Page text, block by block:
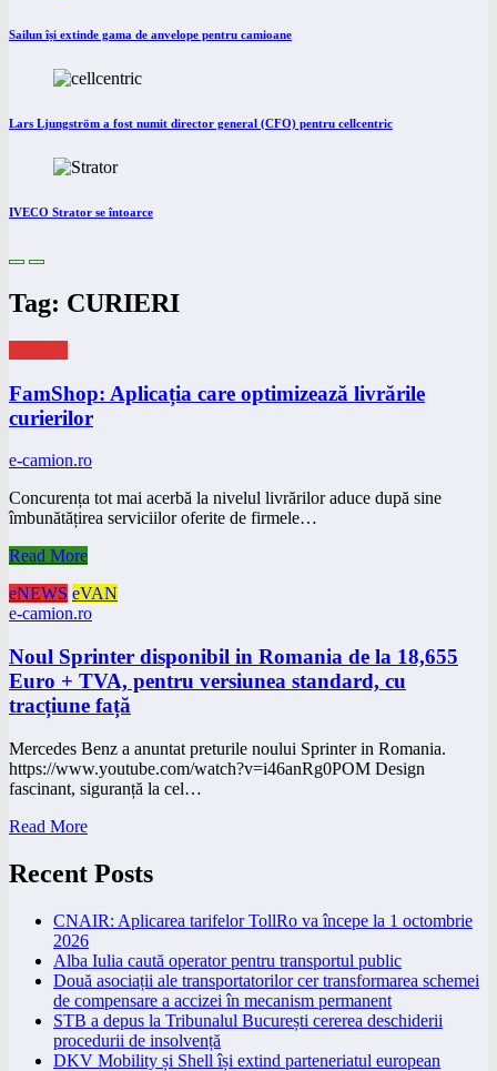
Sailun își extinde gama de anvelope pentru camioane
Lars Ljungström a fost numit director general (CFO) pentru cellcentric
IVECO Strator se întoarce
Tag: CURIERI
FamShop: Aplicația care optimizează livrările
curierilor
e-camion.ro
Concurența tot mai acerbă la nivelul livrărilor aduce după sine
îmbunătățirea serviciilor oferite de firmele…
Read More
eNEWS eVAN
e-camion.ro
Noul Sprinter disponibil in Romania de la 18,655
Euro + TVA, pentru versiunea standard, cu
tracțiune față
Mercedes Benz a anuntat preturile noului Sprinter in Romania.
https://www.youtube.com/watch?v=i46anRg0POM Design
fascinant, siguranță la cel…
Read More
Recent Posts
CNAIR: Aplicarea tarifelor TollRo va începe la 1 octombrie
2026
Alba Iulia caută operator pentru transportul public
Două asociații ale transportatorilor cer transformarea schemei
de compensare a accizei în mecanism permanent
STB a depus la Tribunalul București cererea deschiderii
procedurii de insolvență
DKV Mobility și Shell își extind parteneriatul european